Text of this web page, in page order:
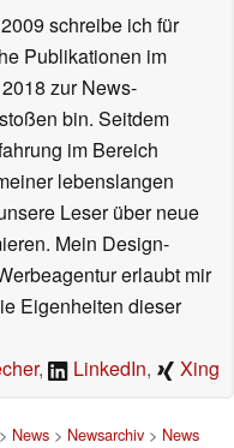
schreibe ich für
Publikationen im
zur News-
bin. Seitdem
im Bereich
lebenslangen
Leser über neue
Mein Design-
erlaubt mir
Eigenheiten dieser
, LinkedIn, Xing
News> Newsarchiv> News